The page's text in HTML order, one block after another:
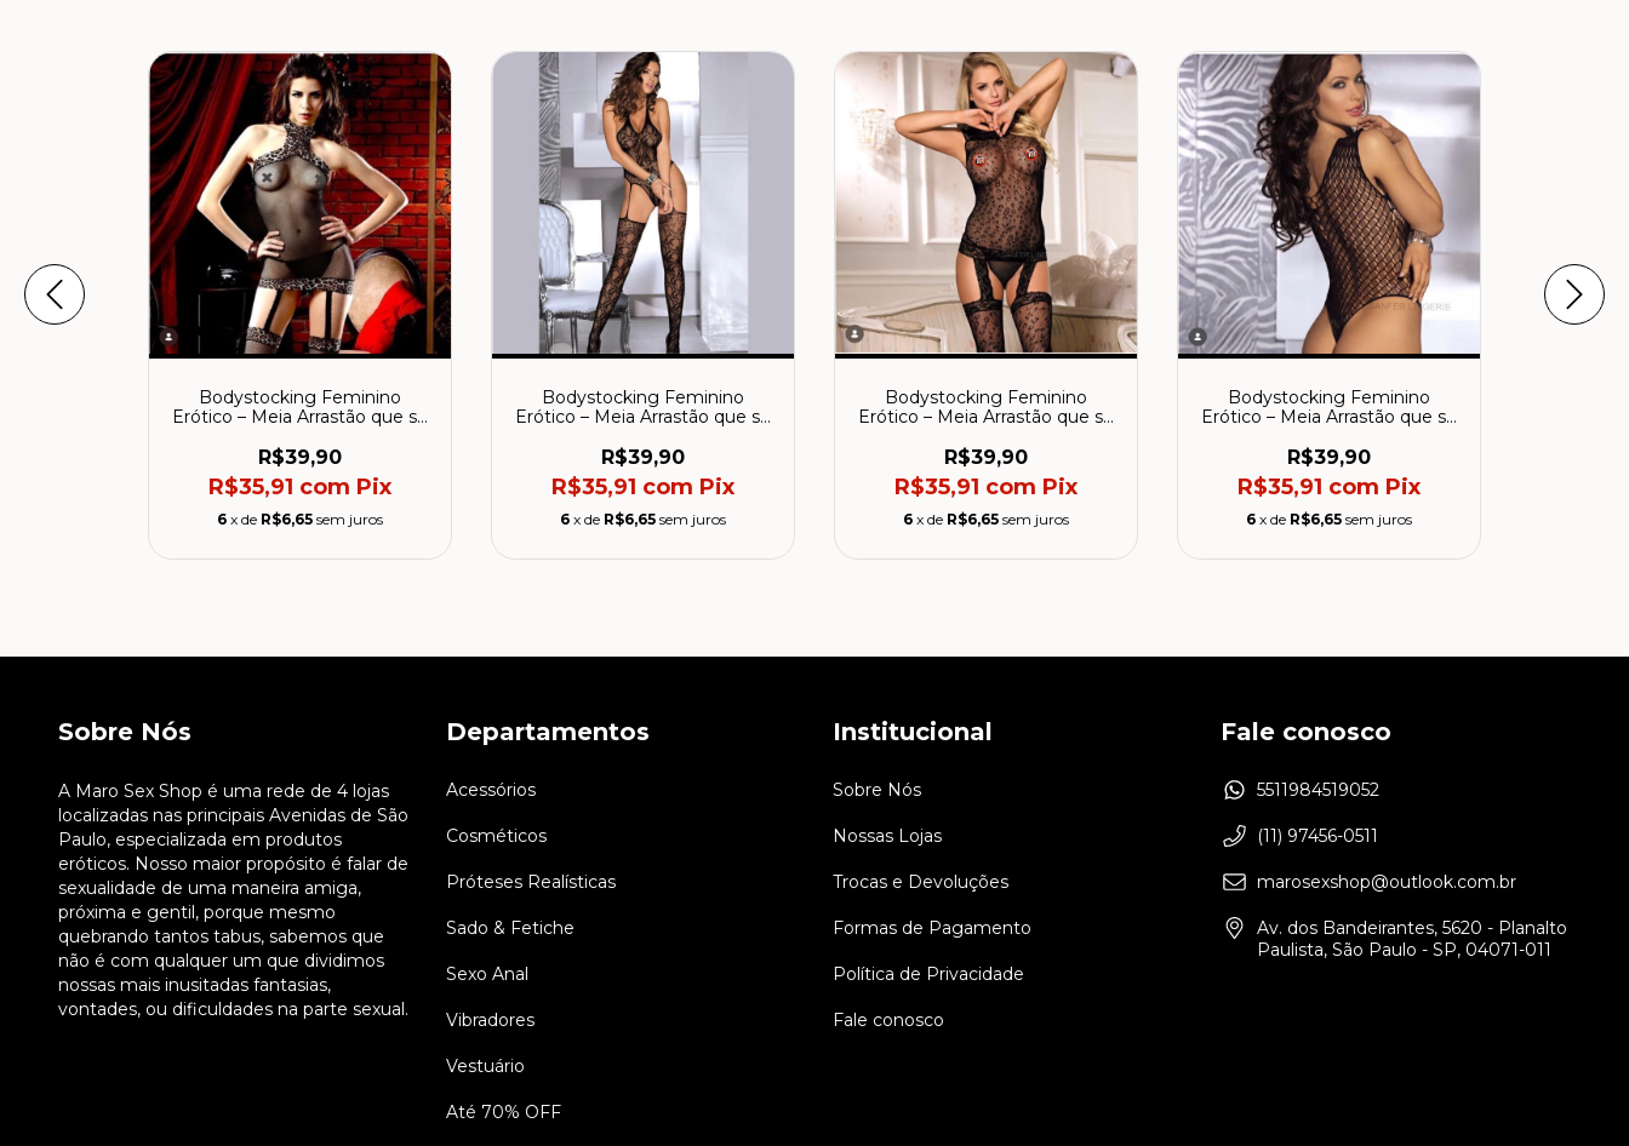
Bodystocking Feminino
Erótico – Meia Arrastão que se
R$39,90
R$35,91 com Pix
6 x de R$6,65 sem juros
Bodystocking Feminino
Erótico – Meia Arrastão que se
R$39,90
R$35,91 com Pix
6 x de R$6,65 sem juros
Bodystocking Feminino
Erótico – Meia Arrastão que se
R$39,90
R$35,91 com Pix
6 x de R$6,65 sem juros
Bodystocking Feminino
Erótico – Meia Arrastão que se
R$39,90
R$35,91 com Pix
6 x de R$6,65 sem juros
Sobre Nós
A Maro Sex Shop é uma rede de 4 lojas
localizadas nas principais Avenidas de São
Paulo, especializada em produtos
eróticos. Nosso maior propósito é falar de
sexualidade de uma maneira amiga,
próxima e gentil, porque mesmo
quebrando tantos tabus, sabemos que
não é com qualquer um que dividimos
nossas mais inusitadas fantasias,
vontades, ou dificuldades na parte sexual.
Departamentos
Acessórios
Cosméticos
Próteses Realísticas
Sado & Fetiche
Sexo Anal
Vibradores
Vestuário
Até 70% OFF
Institucional
Sobre Nós
Nossas Lojas
Trocas e Devoluções
Formas de Pagamento
Política de Privacidade
Fale conosco
Fale conosco
5511984519052
(11) 97456-0511
marosexshop@outlook.com.br
Av. dos Bandeirantes, 5620 - Planalto
Paulista, São Paulo - SP, 04071-011